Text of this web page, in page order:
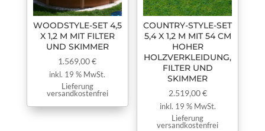
WOODSTYLE-SET 4,5
X 1,2 M MIT FILTER
UND SKIMMER
1.569,00€
inkl. 19 % MwSt.
Lieferung
versandkostenfrei
COUNTRY-STYLE-SET
5,4 X 1,2 M MIT 54 CM
HOHER
HOLZVERKLEIDUNG,
FILTER UND
SKIMMER
2.519,00€
inkl. 19 % MwSt.
Lieferung
versandkostenfrei